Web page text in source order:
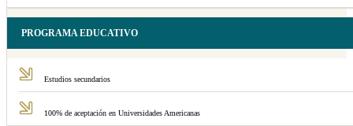
PROGRAMA EDUCATIVO
Estudios secundarios
100% de aceptación en Universidades Americanas